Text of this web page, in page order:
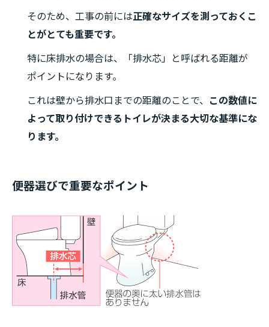
そのため、工事の前には正確なサイズを測っておくこ
とがとても重要です。
特に床排水の場合は、「排水芯」と呼ばれる距離が
ポイントになります。
これは壁から排水口までの距離のことで、
この数値に
よって取り付けできるトイレが決まる大切な基準にな
ります。
便器選びで重要なポイント